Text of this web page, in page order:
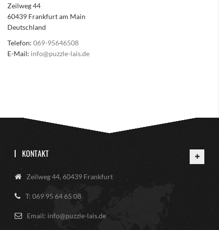
Zeilweg 44
60439 Frankfurt am Main
Deutschland
Telefon: 069-95646508
E-Mail: info@puzzle-lais.de
KONTAKT
Zeilweg 44, 60439 Frankfurt
T: 069 95 64 65 08
Email: info@puzzle-lais.de